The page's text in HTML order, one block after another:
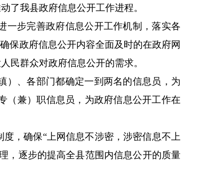
了我县政府信息公开工作进程。
一步完善政府信息公开工作机制，落实各
保政府信息公开内容全面及时的在政府网
民群众对政府信息公开的需求。
）、各部门都确定一到两名的信息员，为
（兼）职信息员，为政府信息公开工作在
，确保“上网信息不涉密，涉密信息不上
，逐步的提高全县范围内信息公开的质量